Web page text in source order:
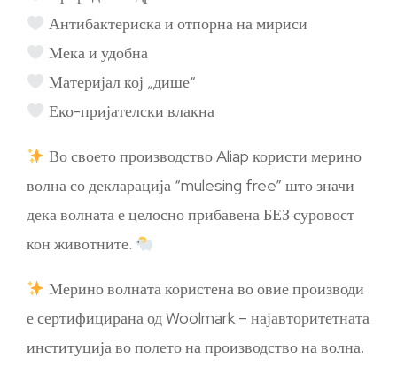
Антибактериска и отпорна на мириси
Мека и удобна
Материјал кој „дише“
Еко-пријателски влакна
Во своето производство Aliap користи мерино
волна со декларација “mulesing free” што значи
дека волната е целосно прибавена БЕЗ суровост
кон животните.
Мерино волната користена во овие производи
е сертифицирана од Woolmark – најавторитетната
институција во полето на производство на волна.